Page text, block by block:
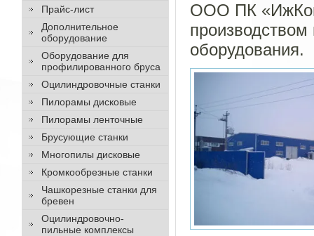
Прайс-лист
Дополнительное
оборудование
Оборудование для
профилированного бруса
Оцилиндровочные станки
Пилорамы дисковые
Пилорамы ленточные
Брусующие станки
Многопилы дисковые
Кромкообрезные станки
Чашкорезные станки для
бревен
Оцилиндровочно-
пильные комплексы
ООО ПК
оборудования.